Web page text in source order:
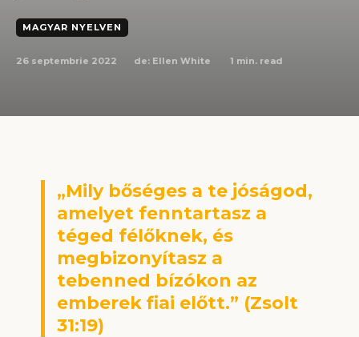
MAGYAR NYELVEN
26 septembrie 2022 de: Ellen White 1 min. read
„Mily bőséges a te jóságod,
amelyet fenntartasz a
téged félőknek, és
megbizonyítasz a
tebenned bízókon az
emberek fiai előtt.” (Zsolt
31:19)